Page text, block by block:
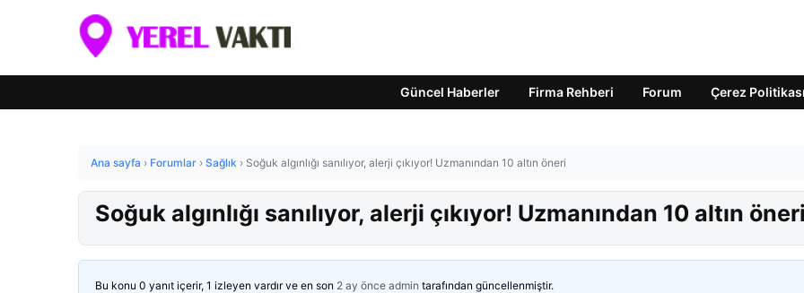
Güncel Haberler Firma Rehberi Forum Çerez Politikası
Ana sayfa › Forumlar › Sağlık › Soğuk algınlığı sanılıyor, alerji çıkıyor! Uzmanından 10 altın öneri
Soğuk algınlığı sanılıyor, alerji çıkıyor! Uzmanından 10 altın öneri
Bu konu 0 yanıt içerir, 1 izleyen vardır ve en son 2 ay önce admin tarafından güncellenmiştir.